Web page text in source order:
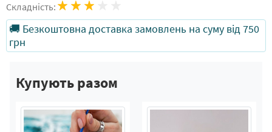
Складність:
🚚 Безкоштовна доставка замовлень на суму від 750
грн
Купують разом